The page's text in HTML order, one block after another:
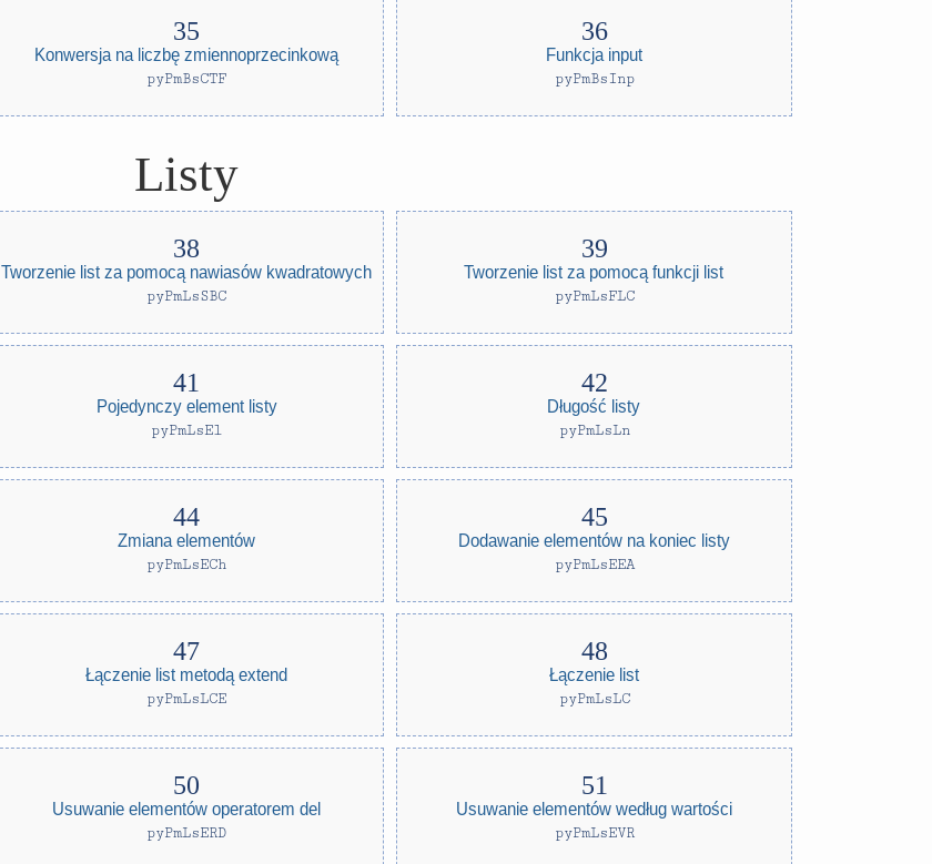
Konwersja na liczbę zmiennoprzecinkową
pyPmBsCTF
Funkcja input
pyPmBsInp
Listy
Tworzenie list za pomocą nawiasów kwadratowych
pyPmLsSBC
Tworzenie list za pomocą funkcji list
pyPmLsFLC
Pojedynczy element listy
pyPmLsEl
Długość listy
pyPmLsLn
Zmiana elementów
pyPmLsECh
Dodawanie elementów na koniec listy
pyPmLsEEA
Łączenie list metodą extend
pyPmLsLCE
Łączenie list
pyPmLsLC
Usuwanie elementów operatorem del
pyPmLsERD
Usuwanie elementów według wartości
pyPmLsEVR